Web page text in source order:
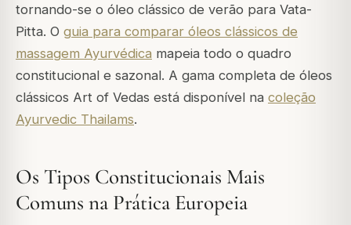
tornando-se o óleo clássico de verão para Vata-
Pitta. O guia para comparar óleos clássicos de
massagem Ayurvédica mapeia todo o quadro
constitucional e sazonal. A gama completa de óleos
clássicos Art of Vedas está disponível na coleção
Ayurvedic Thailams.
Os Tipos Constitucionais Mais
Comuns na Prática Europeia